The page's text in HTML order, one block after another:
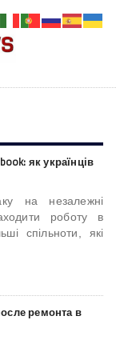
як українців
на незалежні
роботу в
спільноти, які
ремонта в